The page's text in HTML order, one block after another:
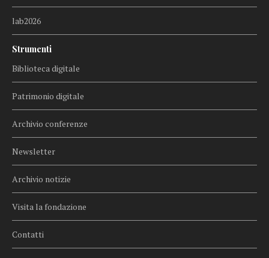
lab2026
Strumenti
Biblioteca digitale
Patrimonio digitale
Archivio conferenze
Newsletter
Archivio notizie
Visita la fondazione
Contatti